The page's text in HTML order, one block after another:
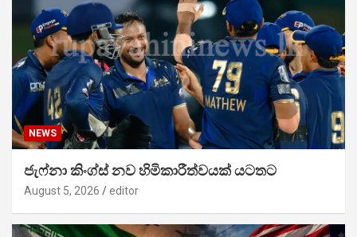
NEWS
ජැෆ්නා කිංග්ස් නව හිමිකාරීත්වයක් යටතට
August 5, 2026 editor